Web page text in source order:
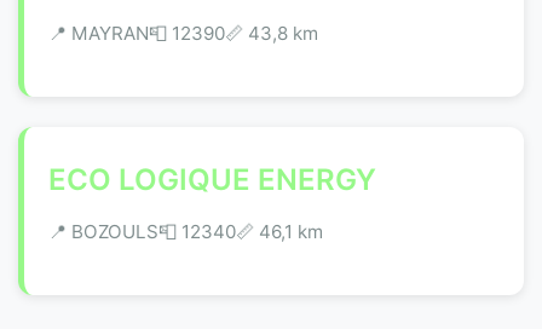
📍 MAYRAN📮 12390📏 43,8 km
ECO LOGIQUE ENERGY
📍 BOZOULS📮 12340📏 46,1 km